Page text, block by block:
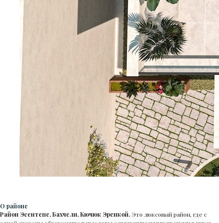
О районе
Район Эсентепе, Бахчели, Кючюк Эренкой. Это люксовый район, где с